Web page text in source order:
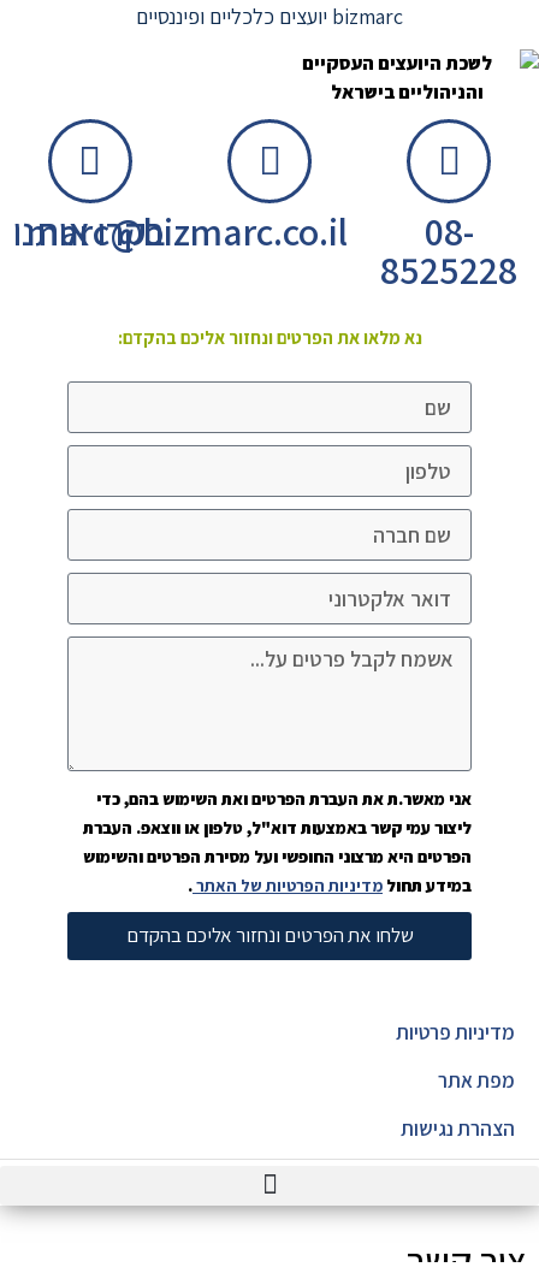
bizmarc יועצים כלכליים ופיננסיים
08-
8525228
marc@bizmarc.co.il
בקרו אותנו
נא מלאו את הפרטים ונחזור אליכם בהקדם:
אני מאשר.ת את העברת הפרטים ואת השימוש בהם, כדי
ליצור עמי קשר באמצעות דוא"ל, טלפון או ווצאפ. העברת
הפרטים היא מרצוני החופשי ועל מסירת הפרטים והשימוש
במידע תחול מדיניות הפרטיות של האתר.
שלחו את הפרטים ונחזור אליכם בהקדם
מדיניות פרטיות
מפת אתר
הצהרת נגישות
צור קשר